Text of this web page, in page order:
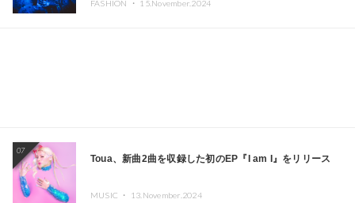
FASHION ・ 15.November.2024
07
Toua、新曲2曲を収録した初のEP『I am I』をリリース
MUSIC ・ 13.November.2024